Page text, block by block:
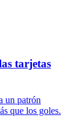
tarjetas
un patrón
que los goles.